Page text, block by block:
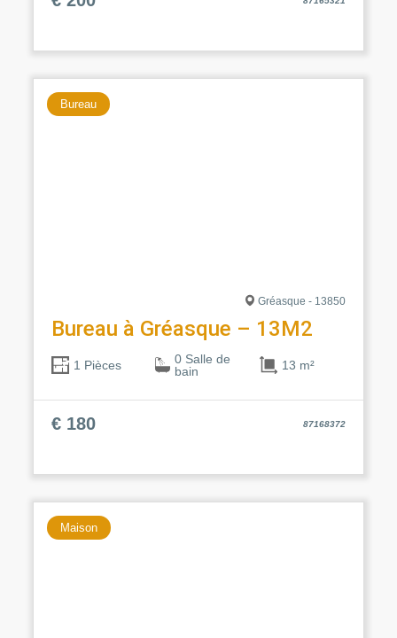
Bureau
Gréasque - 13850
Bureau à Gréasque – 13M2
1 Pièces
0 Salle de
bain
13 m²
€ 180 87168372
Maison